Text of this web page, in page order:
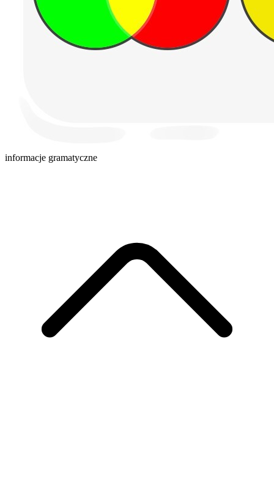
informacje gramatyczne